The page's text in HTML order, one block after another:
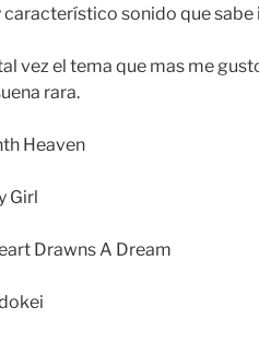
característico sonido que
vez el tema que mas me
rara.
Heaven
Girl
Drawns A Dream